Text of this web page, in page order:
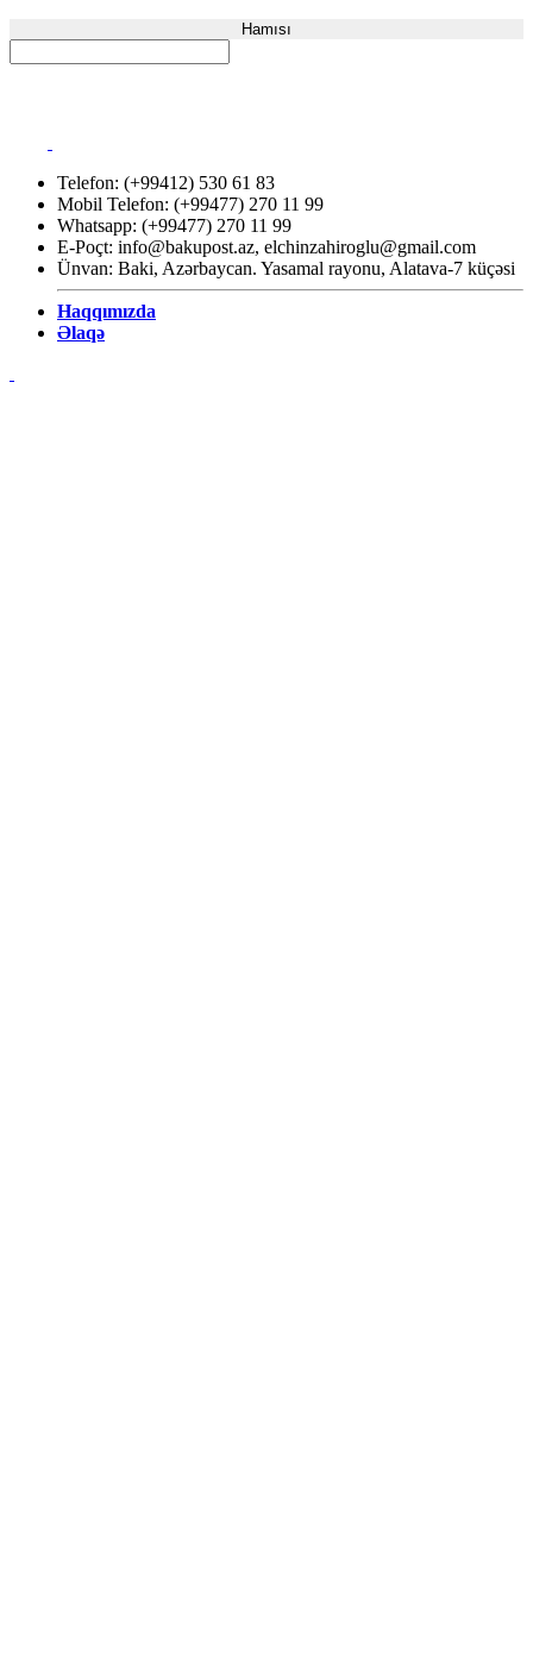
Hamısı
Telefon: (+99412) 530 61 83
Mobil Telefon: (+99477) 270 11 99
Whatsapp: (+99477) 270 11 99
E-Poçt: info@bakupost.az, elchinzahiroglu@gmail.com
Ünvan: Baki, Azərbaycan. Yasamal rayonu, Alatava-7 küçəsi
Haqqımızda
Əlaqə